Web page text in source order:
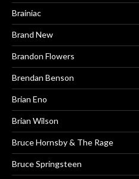
Brainiac
Brand New
Brandon Flowers
Brendan Benson
Brian Eno
Brian Wilson
Bruce Hornsby & The Rage
Bruce Springsteen